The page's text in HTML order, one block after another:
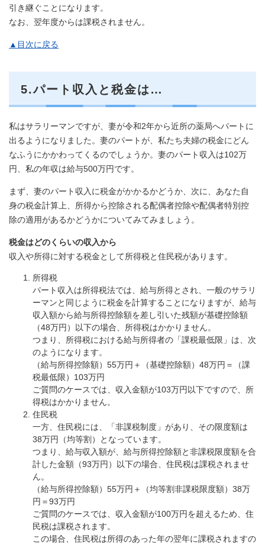
引き継ぐことになります。
なお、翌年度からは課税されません。
▲目次に戻る
5.パート収入と税金は…
私はサラリーマンですが、妻が令和2年から近所の薬局へパートに
出るようになりました。妻のパートが、私たち夫婦の税金にどん
なふうにかかわってくるのでしょうか。妻のパート収入は102万
円、私の年収は給与500万円です。
まず、妻のパート収入に税金がかかるかどうか、次に、あなた自
身の税金計算上、所得から控除される配偶者控除や配偶者特別控
除の適用があるかどうかについてみてみましょう。
税金はどのくらいの収入から
収入や所得に対する税金として所得税と住民税があります。
所得税
パート収入は所得税法では、給与所得とされ、一般のサラリ
ーマンと同じように税金を計算することになりますが、給与
収入額から給与所得控除額を差し引いた残額が基礎控除額
（48万円）以下の場合、所得税はかかりません。
つまり、所得税における給与所得者の「課税最低限」は、次
のようになります。
（給与所得控除額）55万円＋（基礎控除額）48万円＝（課
税最低限）103万円
ご質問のケースでは、収入金額が103万円以下ですので、所
得税はかかりません。
住民税
一方、住民税には、「非課税制度」があり、その限度額は
38万円（均等割）となっています。
つまり、給与収入額が、給与所得控除額と非課税限度額を合
計した金額（93万円）以下の場合、住民税は課税されませ
ん。
（給与所得控除額）55万円＋（均等割非課税限度額）38万
円＝93万円
ご質問のケースでは、収入金額が100万円を超えるため、住
民税は課税されます。
この場合、住民税は所得のあった年の翌年に課税されますの